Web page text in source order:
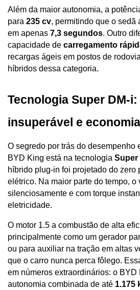
Além da maior autonomia, a
para 235 cv, permitindo que o sedã
em apenas 7,3 segundos. Outro
capacidade de carregamento
recargas ágeis em postos de
híbridos dessa categoria.
Tecnologia Super DM-
insuperável e
O segredo por trás do desempenho
BYD King está na tecnologia Super
híbrido plug-in foi projetado do zero
elétrico. Na maior parte do tempo, o
silenciosamente e com torque
eletricidade.
O motor 1.5 a combustão de alta
principalmente como um gerador
ou para auxiliar na tração em altas
que o carro nunca perca fôlego.
em números extraordinários: o BYD
autonomia combinada de até 1.175